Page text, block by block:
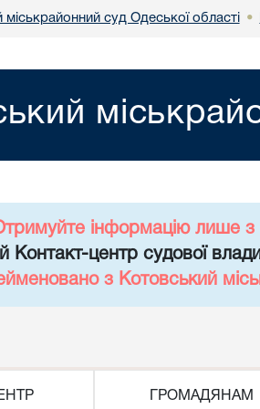
міськрайонний суд Одеської області •
інформацію лише з
Контакт-центр судової
з Котовський
ГРОМАДЯНАМ